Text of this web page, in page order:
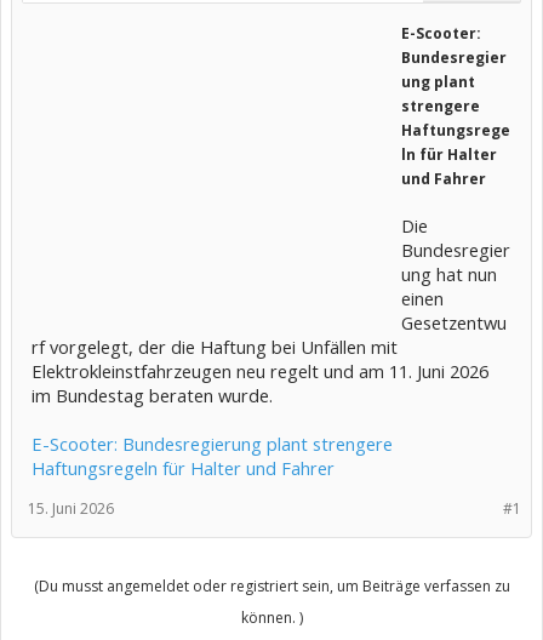
E-Scooter:
Bundesregier
ung plant
strengere
Haftungsrege
ln für Halter
und Fahrer
Die
Bundesregier
ung hat nun
einen
Gesetzentwu
rf vorgelegt, der die Haftung bei Unfällen mit
Elektrokleinstfahrzeugen neu regelt und am 11. Juni 2026
im Bundestag beraten wurde.
E-Scooter: Bundesregierung plant strengere
Haftungsregeln für Halter und Fahrer
#1
15. Juni 2026
(Du musst angemeldet oder registriert sein, um Beiträge verfassen zu
können. )